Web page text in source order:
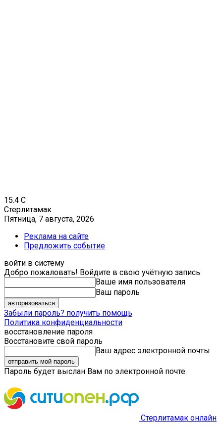
15.4 C
Стерлитамак
Пятница, 7 августа, 2026
Реклама на сайте
Предложить событие
войти в систему
Добро пожаловать! Войдите в свою учётную запись
Ваше имя пользователя
Ваш пароль
Забыли пароль? получить помощь
Политика конфиденциальности
восстановление пароля
Восстановите свой пароль
Ваш адрес электронной почты
Пароль будет выслан Вам по электронной почте.
Стерлитамак онлайн